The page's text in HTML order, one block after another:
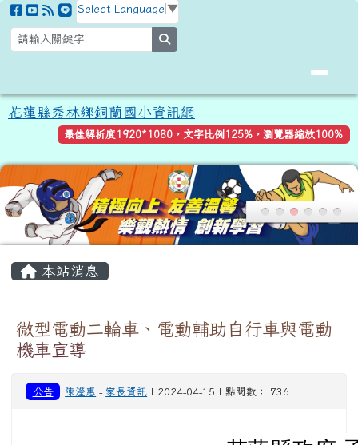
跳至主內容區
花蓮縣秀林鄉銅蘭國小資訊網
Select Language ▼
花蓮縣秀林鄉銅蘭國小資訊網
最佳解析度1920*1080，文字比例125%，瀏覽器縮放100%
本站消息
微型電動二輪車、電動輔助自行車與電動
機車宣導
公告 陳瀅惠 - 家長資訊 | 2024-04-15 | 點閱數： 736